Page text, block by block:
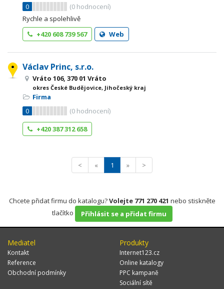
0
(0 hodnocení)
Rychle a spolehlivě
+420 608 739 567
Web
Václav Princ, s.r.o.
Vráto 106, 370 01 Vráto
okres České Budějovice, Jihočeský kraj
Firma
0
(0 hodnocení)
+420 387 312 658
< « 1 » >
Chcete přidat firmu do katalogu?Volejte 771 270 421 nebo stiskněte
tlačítko
Přihlásit se a přidat firmu
Mediatel
Kontakt
Reference
Obchodní podmínky
Produkty
Internet123.cz
Online katalogy
PPC kampaně
Sociální sítě